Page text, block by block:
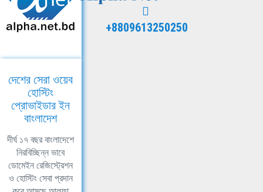
+8809613250250
দেশের সেরা ওয়েব
হোস্টিং
প্রোভাইডার ইন
বাংলাদেশ
দীর্ঘ ১৭ বছর বাংলাদেশে
নিরবিচ্ছিন্ন ভাবে
ডোমেইন রেজিস্ট্রেশন
ও হোস্টিং সেবা প্রদান